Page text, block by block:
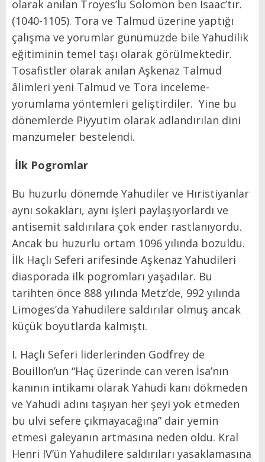
olarak anılan Troyes’lu Solomon ben Isaac’tır.
(1040-1105). Tora ve Talmud üzerine yaptığı
çalışma ve yorumlar günümüzde bile Yahudilik
eğitiminin temel taşı olarak görülmektedir.
Tosafistler olarak anılan Aşkenaz Talmud
âlimleri yeni Talmud ve Tora inceleme-
yorumlama yöntemleri geliştirdiler. Yine bu
dönemlerde Piyyutim olarak adlandırılan dini
manzumeler bestelendi.
İlk Pogromlar
Bu huzurlu dönemde Yahudiler ve Hıristiyanlar
aynı sokakları, aynı işleri paylaşıyorlardı ve
antisemit saldırılara çok ender rastlanıyordu.
Ancak bu huzurlu ortam 1096 yılında bozuldu.
İlk Haçlı Seferi arifesinde Aşkenaz Yahudileri
diasporada ilk pogromları yaşadılar. Bu
tarihten önce 888 yılında Metz’de, 992 yılında
Limoges’da Yahudilere saldırılar olmuş ancak
küçük boyutlarda kalmıştı.
I. Haçlı Seferi liderlerinden Godfrey de
Bouillon’un “Haç üzerinde can veren İsa’nın
kanının intikamı olarak Yahudi kanı dökmeden
ve Yahudi adını taşıyan her şeyi yok etmeden
bu ulvi sefere çıkmayacağına” dair yemin
etmesi galeyanın artmasına neden oldu. Kral
Henri IV’ün Yahudilere saldırıları yasaklamasına